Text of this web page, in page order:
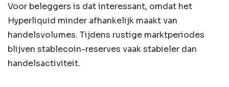
Voor beleggers is dat interessant, omdat het
Hyperliquid minder afhankelijk maakt van
handelsvolumes. Tijdens rustige marktperiodes
blijven stablecoin-reserves vaak stabieler dan
handelsactiviteit.